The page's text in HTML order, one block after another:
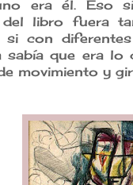
era él. Eso
libro fuera
si con
sabía que era lo
movimiento y